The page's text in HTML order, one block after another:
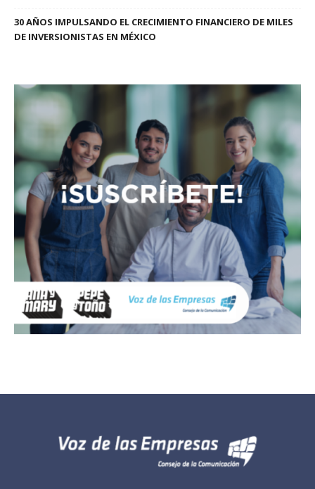
30 AÑOS IMPULSANDO EL CRECIMIENTO FINANCIERO DE MILES
DE INVERSIONISTAS EN MÉXICO